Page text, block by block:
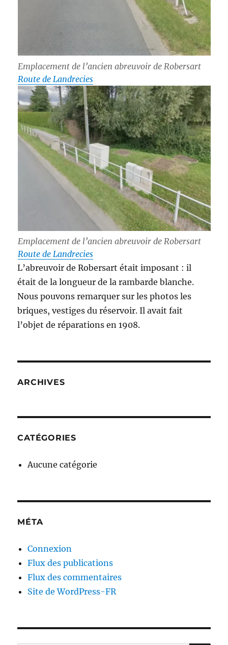
Emplacement de l’ancien abreuvoir de Robersart
Route de Landrecies
Emplacement de l’ancien abreuvoir de Robersart
Route de Landrecies
L’abreuvoir de Robersart était imposant : il
était de la longueur de la rambarde blanche.
Nous pouvons remarquer sur les photos les
briques, vestiges du réservoir. Il avait fait
l’objet de réparations en 1908.
ARCHIVES
CATÉGORIES
Aucune catégorie
MÉTA
Connexion
Flux des publications
Flux des commentaires
Site de WordPress-FR